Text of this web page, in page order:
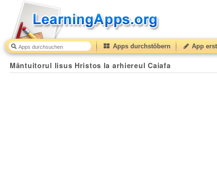
Apps durchstöbern App
Mântuitorul Iisus Hristos la arhiereul Caiafa